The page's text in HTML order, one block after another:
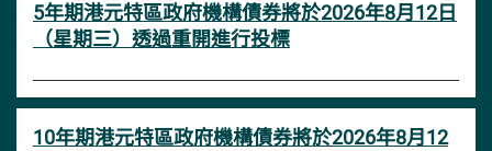
5年期港元特區政府機構債券將於2026年8月12日
（星期三）透過重開進行投標
10年期港元特區政府機構債券將於2026年8月12